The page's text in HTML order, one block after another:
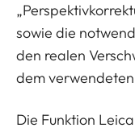
sowie die
den realen
dem
Die Funktion